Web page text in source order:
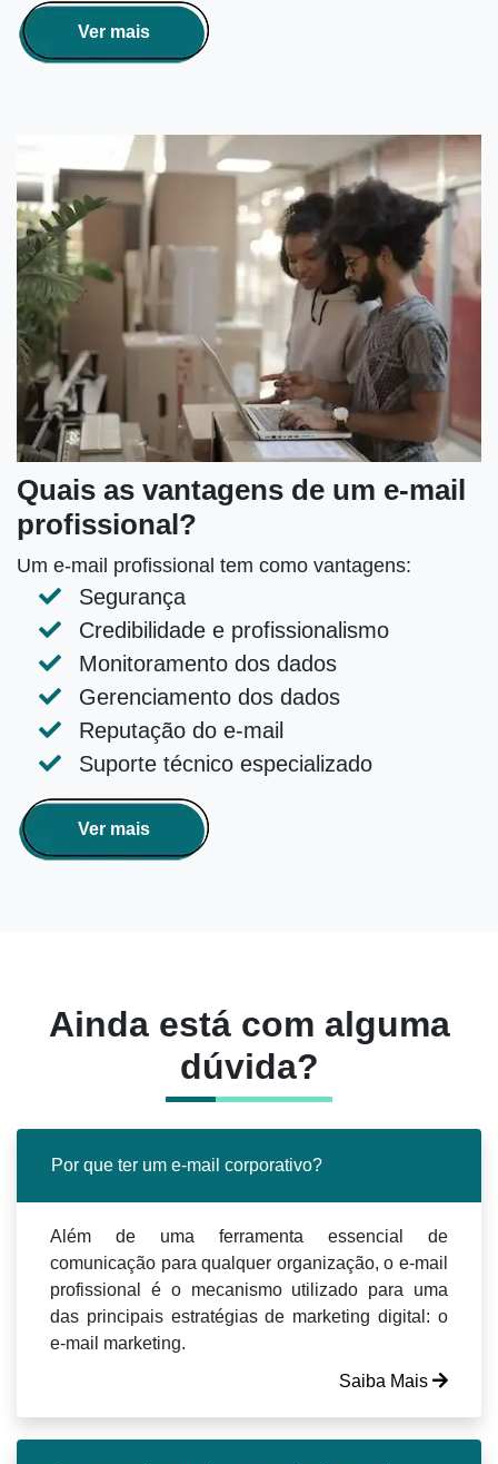
Ver mais
Quais as vantagens de um e-mail
profissional?
Um e-mail profissional tem como vantagens:
Segurança
Credibilidade e profissionalismo
Monitoramento dos dados
Gerenciamento dos dados
Reputação do e-mail
Suporte técnico especializado
Ver mais
Ainda está com alguma
dúvida?
Por que ter um e-mail corporativo?
Além de uma ferramenta essencial de
comunicação para qualquer organização, o e-mail
profissional é o mecanismo utilizado para uma
das principais estratégias de marketing digital: o
e-mail marketing.
Saiba Mais